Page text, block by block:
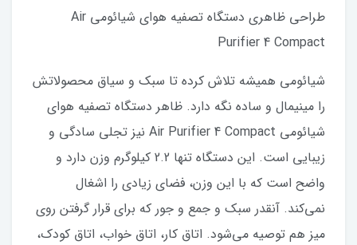
طراحی ظاهری دستگاه تصفیه هوای شیائومی Air
Purifier 4 Compact
شیائومی همیشه تلاش کرده تا سبک و سیاق محصولاتش
را مینیمال و ساده نگه دارد. ظاهر دستگاه تصفیه هوای
شیائومی Air Purifier 4 Compact نیز تجلی سادگی و
زیبایی است. این دستگاه تنها 2.2 کیلوگرم وزن دارد و
واضح است که با این وزن، فضای زیادی را اشغال
نمی‌کند. آنقدر سبک و جمع و جور که برای قرار گرفتن روی
میز هم توصیه می‌شود. اتاق کار، اتاق خواب، اتاق کودک،